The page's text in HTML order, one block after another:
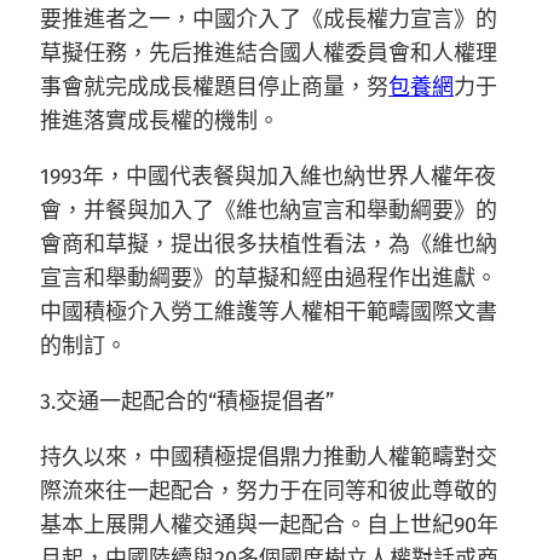
要推進者之一，中國介入了《成長權力宣言》的
草擬任務，先后推進結合國人權委員會和人權理
事會就完成成長權題目停止商量，努包養網力于
推進落實成長權的機制。
1993年，中國代表餐與加入維也納世界人權年夜
會，并餐與加入了《維也納宣言和舉動綱要》的
會商和草擬，提出很多扶植性看法，為《維也納
宣言和舉動綱要》的草擬和經由過程作出進獻。
中國積極介入勞工維護等人權相干範疇國際文書
的制訂。
3.交通一起配合的“積極提倡者”
持久以來，中國積極提倡鼎力推動人權範疇對交
際流來往一起配合，努力于在同等和彼此尊敬的
基本上展開人權交通與一起配合。自上世紀90年